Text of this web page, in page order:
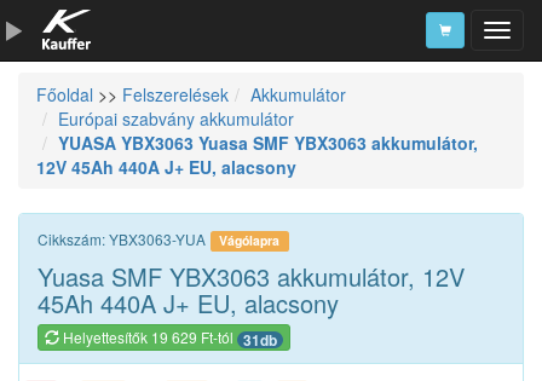
Szerszámkatalógus
Kosár
Főoldal >> Felszerelések
Akkumulátor
Európai szabvány akkumulátor
YUASA YBX3063 Yuasa SMF YBX3063 akkumulátor,
12V 45Ah 440A J+ EU, alacsony
Cikkszám: YBX3063-YUA Vágólapra
Yuasa SMF YBX3063 akkumulátor, 12V
45Ah 440A J+ EU, alacsony
Helyettesítők 19 629 Ft-tól 31db